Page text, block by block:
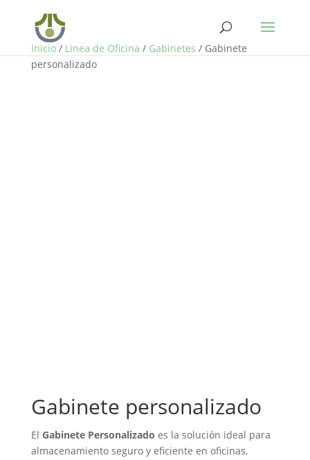
Inicio/ Linea de Oficina / Gabinetes / Gabinete
personalizado
Gabinete personalizado
El Gabinete Personalizado es la solución ideal para
almacenamiento seguro y eficiente en oficinas,